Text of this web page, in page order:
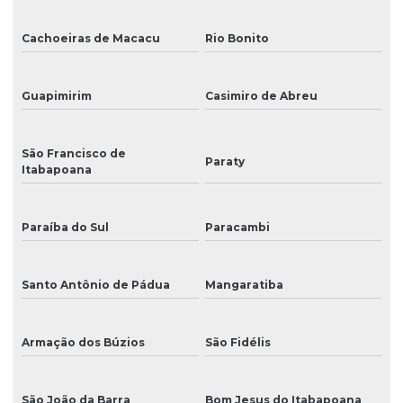
Manutenção preventiva e corretiva
Manutenção e reparo de impressoras para empresas
Peça para ampla
Peça para mimaki
Cachoeiras de Macacu Rio Bonito
Guapimirim Casimiro de Abreu
São Francisco de
Itabapoana
Paraty
Paraíba do Sul Paracambi
Santo Antônio de Pádua Mangaratiba
Armação dos Búzios São Fidélis
São João da Barra Bom Jesus do Itabapoana